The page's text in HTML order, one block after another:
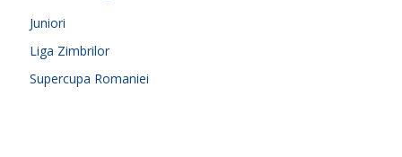
Juniori
Liga Zimbrilor
Supercupa Romaniei